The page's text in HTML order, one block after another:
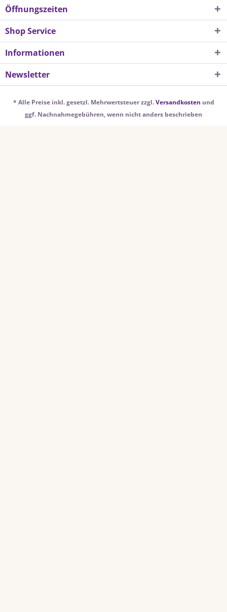
Öffnungszeiten
Shop Service
Informationen
Newsletter
* Alle Preise inkl. gesetzl. Mehrwertsteuer zzgl.Versandkosten und
ggf. Nachnahmegebühren, wenn nicht anders beschrieben